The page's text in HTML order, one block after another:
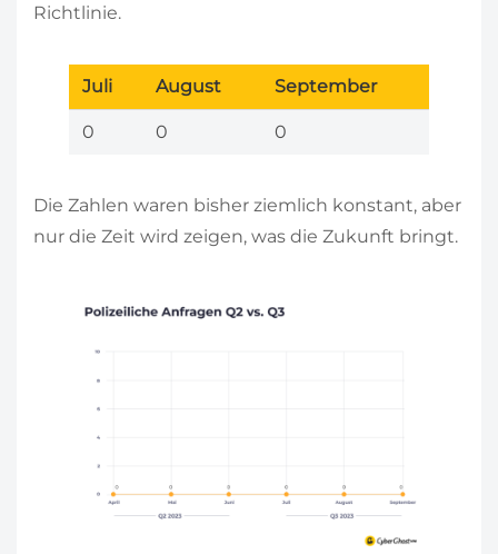
Richtlinie.
Juli August September
0 0 0
Die Zahlen waren bisher ziemlich konstant, aber
nur die Zeit wird zeigen, was die Zukunft bringt.